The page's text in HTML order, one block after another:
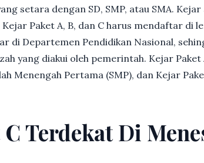
setara dengan SD, SMP, atau SMA.
Paket A, B, dan C harus mendaftar di
di Departemen Pendidikan Nasional,
yang diakui oleh pemerintah. Kejar
Menengah Pertama (SMP), dan Kejar
Terdekat Di